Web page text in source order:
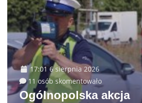
17:01 6 sierpnia 2026
11 osób skomentowało
Ogólnopolska akcja